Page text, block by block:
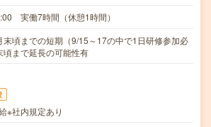
実働7時間（休憩1時間）
末頃までの短期（9/15～17の中で1日研修参加必
頃まで延長の可能性有
※社内規定あり